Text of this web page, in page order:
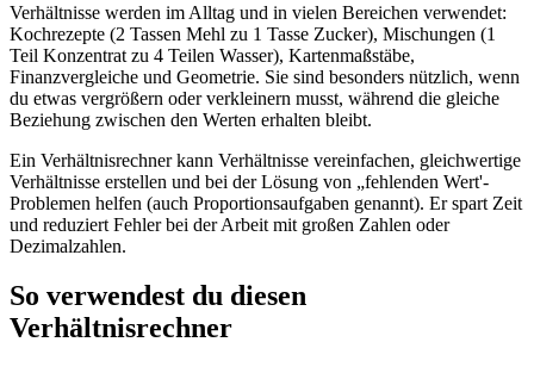
Verhältnisse werden im Alltag und in vielen Bereichen verwendet:
Kochrezepte (2 Tassen Mehl zu 1 Tasse Zucker), Mischungen (1
Teil Konzentrat zu 4 Teilen Wasser), Kartenmaßstäbe,
Finanzvergleiche und Geometrie. Sie sind besonders nützlich, wenn
du etwas vergrößern oder verkleinern musst, während die gleiche
Beziehung zwischen den Werten erhalten bleibt.
Ein Verhältnisrechner kann Verhältnisse vereinfachen, gleichwertige
Verhältnisse erstellen und bei der Lösung von „fehlenden Wert'-
Problemen helfen (auch Proportionsaufgaben genannt). Er spart Zeit
und reduziert Fehler bei der Arbeit mit großen Zahlen oder
Dezimalzahlen.
So verwendest du diesen
Verhältnisrechner